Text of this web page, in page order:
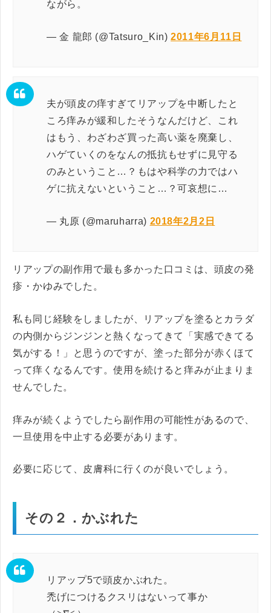
ながら。
— 金 龍郎 (@Tatsuro_Kin)2011年6月11日
夫が頭皮の痒すぎてリアップを中断したと
ころ痒みが緩和したそうなんだけど、これ
はもう、わざわざ買った高い薬を廃棄し、
ハゲていくのをなんの抵抗もせずに見守る
のみということ…？もはや科学の力ではハ
ゲに抗えないということ…？可哀想に…
— 丸原 (@maruharra) 2018年2月2日
リアップの副作用で最も多かった口コミは、頭皮の発
疹・かゆみでした。
私も同じ経験をしましたが、リアップを塗るとカラダ
の内側からジンジンと熱くなってきて「実感できてる
気がする！」と思うのですが、塗った部分が赤くほて
って痒くなるんです。使用を続けると痒みが止まりま
せんでした。
痒みが続くようでしたら副作用の可能性があるので、
一旦使用を中止する必要があります。
必要に応じて、皮膚科に行くのが良いでしょう。
その２．かぶれた
リアップ5で頭皮かぶれた。
禿げにつけるクスリはないって事か